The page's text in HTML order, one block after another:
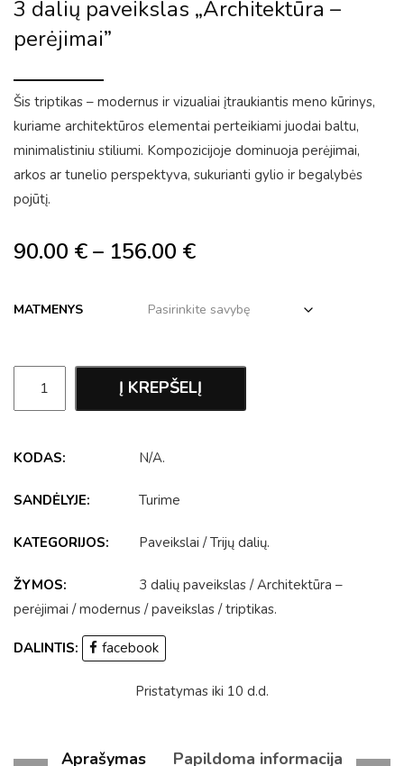
3 dalių paveikslas „Architektūra –
perėjimai”
Šis triptikas – modernus ir vizualiai įtraukiantis meno kūrinys,
kuriame architektūros elementai perteikiami juodai baltu,
minimalistiniu stiliumi. Kompozicijoje dominuoja perėjimai,
arkos ar tunelio perspektyva, sukurianti gylio ir begalybės
pojūtį.
90.00 €– 156.00 €
MATMENYS
Į KREPŠELĮ
KODAS: N/A.
SANDĖLYJE: Turime
KATEGORIJOS: Paveikslai /Trijų dalių.
ŽYMOS: 3 dalių paveikslas /Architektūra –
perėjimai /modernus /paveikslas /triptikas.
DALINTIS: facebook
Pristatymas iki 10 d.d.
Aprašymas Papildoma informacija